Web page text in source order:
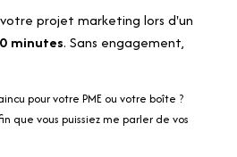
projet marketing lors d'un
minutes. Sans engagement,
pour votre PME ou votre boîte ?
que vous puissiez me parler de vos